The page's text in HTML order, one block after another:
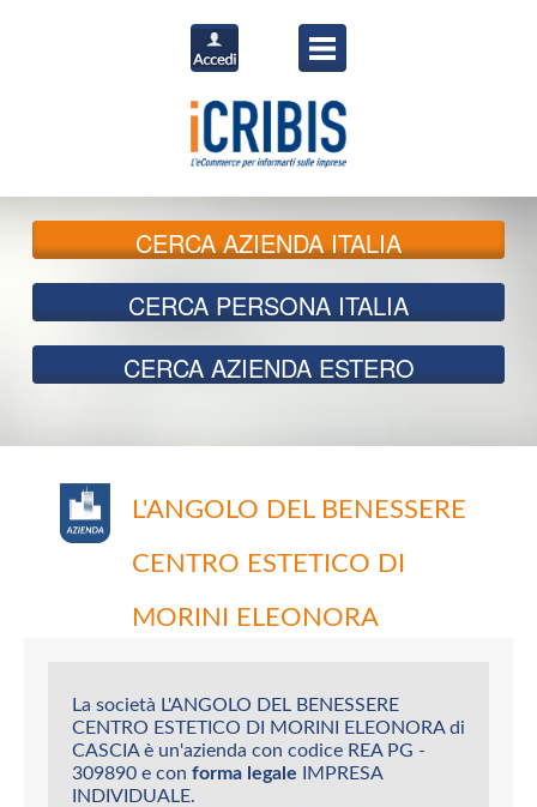
CERCAAZIENDA ITALIA
CERCA PERSONA ITALIA
CERCA AZIENDA ESTERO
L'ANGOLO DEL BENESSERE
CENTRO ESTETICO DI
MORINI ELEONORA
La società L'ANGOLO DEL BENESSERE
CENTRO ESTETICO DI MORINI ELEONORA di
CASCIA è un'azienda con codice REA PG -
309890 e con forma legale IMPRESA
INDIVIDUALE.